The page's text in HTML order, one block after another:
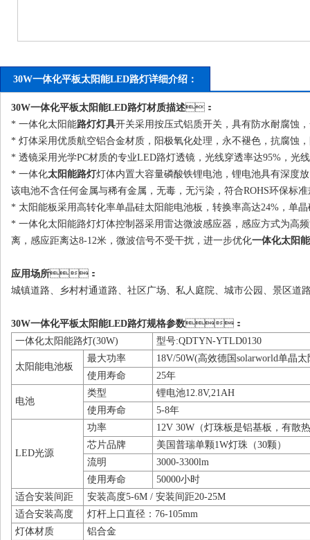
30W一体化平板太阳能LED路灯详细介绍：
30W一体化平板太阳能LED路灯材质描述：
* 一体化太阳能路灯灯具开关采用按压式铝质开关，具有防水耐腐蚀，
* 灯体采用优质航空铝合金材质，阳极氧化处理，永不褪色，抗腐蚀，
* 透镜采用光学PC材质的专业LED路灯透镜，光线穿透率达95%，光线
* 一体化太阳能路灯灯体内置大容量磷酸铁锂电池，锂电池具有深度放电功
该电池不含任何金属与稀有金属，无毒，无污染，符合ROHS环保标准规
* 太阳能板采用高转化率单晶硅太阳能电池板，转换率高达24%，单
* 一体化太阳能路灯灯体控制器采用雷达微波感应器，感应方式为高
离，感应距离达8-12米，微波信号不受干扰，进一步优化一体化太阳
应用场所：
城镇道路、乡村村通道路、社区广场、私人庭院、城市公园、景区
30W一体化平板太阳能LED路灯规格参数：
一体化太阳能路灯(30W)
型号:QDTYN-YTLD0130
太阳能电池板
最大功率
18V/50W(高效德国solarworld单晶
使用寿命
25年
电池
类型
锂电池12.8V,21AH
使用寿命
5-8年
LED光源
功率
12V 30W（灯珠板是铝基板，有散
芯片品牌
美国普瑞单颗1W灯珠（30颗）
流明
3000-3300lm
使用寿命
50000小时
适合安装间距
安装高度5-6M / 安装间距20-25M
适合安装高度
灯杆上口直径：76-105mm
灯体材质
铝合金